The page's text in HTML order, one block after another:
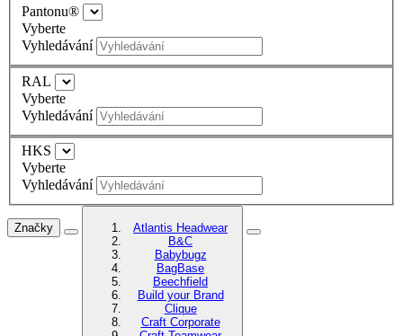
Pantonu®
Vyberte
Vyhledávání
RAL
Vyberte
Vyhledávání
HKS
Vyberte
Vyhledávání
Značky
Atlantis Headwear
B&C
Babybugz
BagBase
Beechfield
Build your Brand
Clique
Craft Corporate